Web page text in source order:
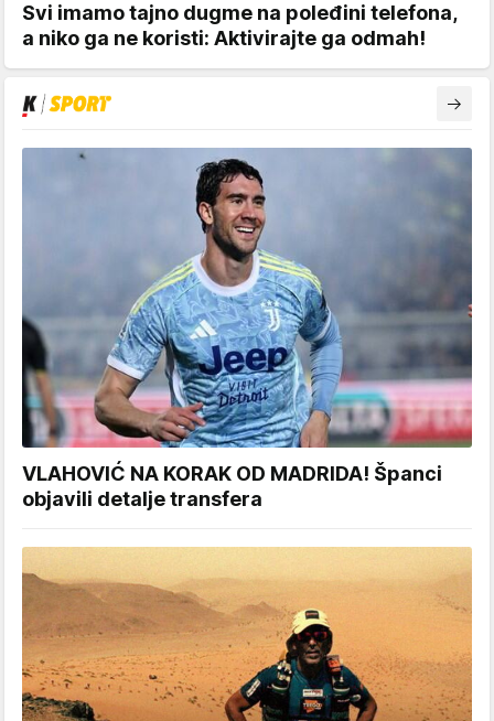
Svi imamo tajno dugme na poleđini telefona,
a niko ga ne koristi: Aktivirajte ga odmah!
VLAHOVIĆ NA KORAK OD MADRIDA! Španci
objavili detalje transfera